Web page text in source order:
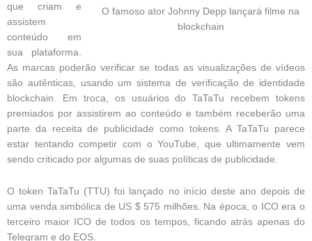
O famoso ator Johnny Depp lançará filme na
blockchain
que criam e
assistem
conteúdo em
sua plataforma.
As marcas poderão verificar se todas as visualizações de vídeos
são autênticas, usando um sistema de verificação de identidade
blockchain.
Em troca, os usuários do TaTaTu recebem tokens
premiados por assistirem ao conteúdo e também receberão uma
parte da receita de publicidade como tokens.
A TaTaTu parece
estar tentando competir com o YouTube, que ultimamente vem
sendo criticado por algumas de suas políticas de publicidade.
O token TaTaTu (TTU) foi lançado no início deste ano depois de
uma venda simbólica de US $ 575 milhões. Na época, o ICO era o
terceiro maior ICO de todos os tempos, ficando atrás apenas do
Telegram e do EOS.